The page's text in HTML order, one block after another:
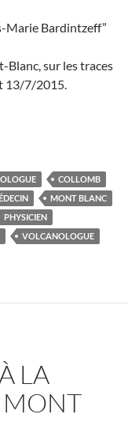
Marie Bardintzeff”
Blanc, sur les traces
13/7/2015.
les pas de trois
COLLOMB
MONT BLANC
PHYSICIEN
VOLCANOLOGUE
LA
MONT